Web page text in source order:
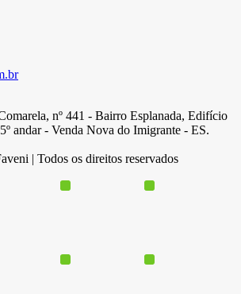
nº 441 - Bairro Esplanada, Edifício
andar - Venda Nova do Imigrante - ES.
| Todos os direitos reservados